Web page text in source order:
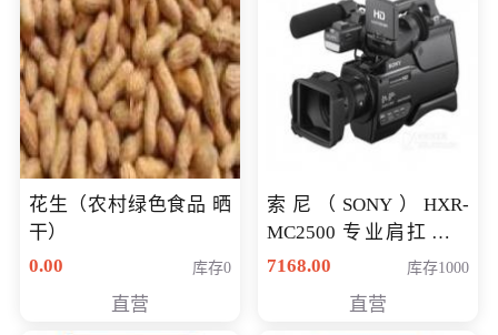
花生（农村绿色食品 晒
干）
0.00
库存0
直营
索尼（SONY）HXR-
MC2500 专业肩扛式存
储卡全高清摄录一体机
清入门级摄像机
7168.00 库存1000
直营